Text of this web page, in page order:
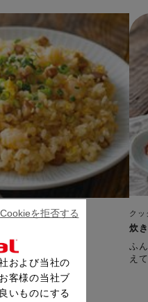
パラの仕上がり！
クッ
炊
ふ
および当社の
客様の当社ブ
いものにする
Cookieを拒否する